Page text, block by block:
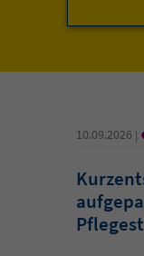
10.09.2026 |